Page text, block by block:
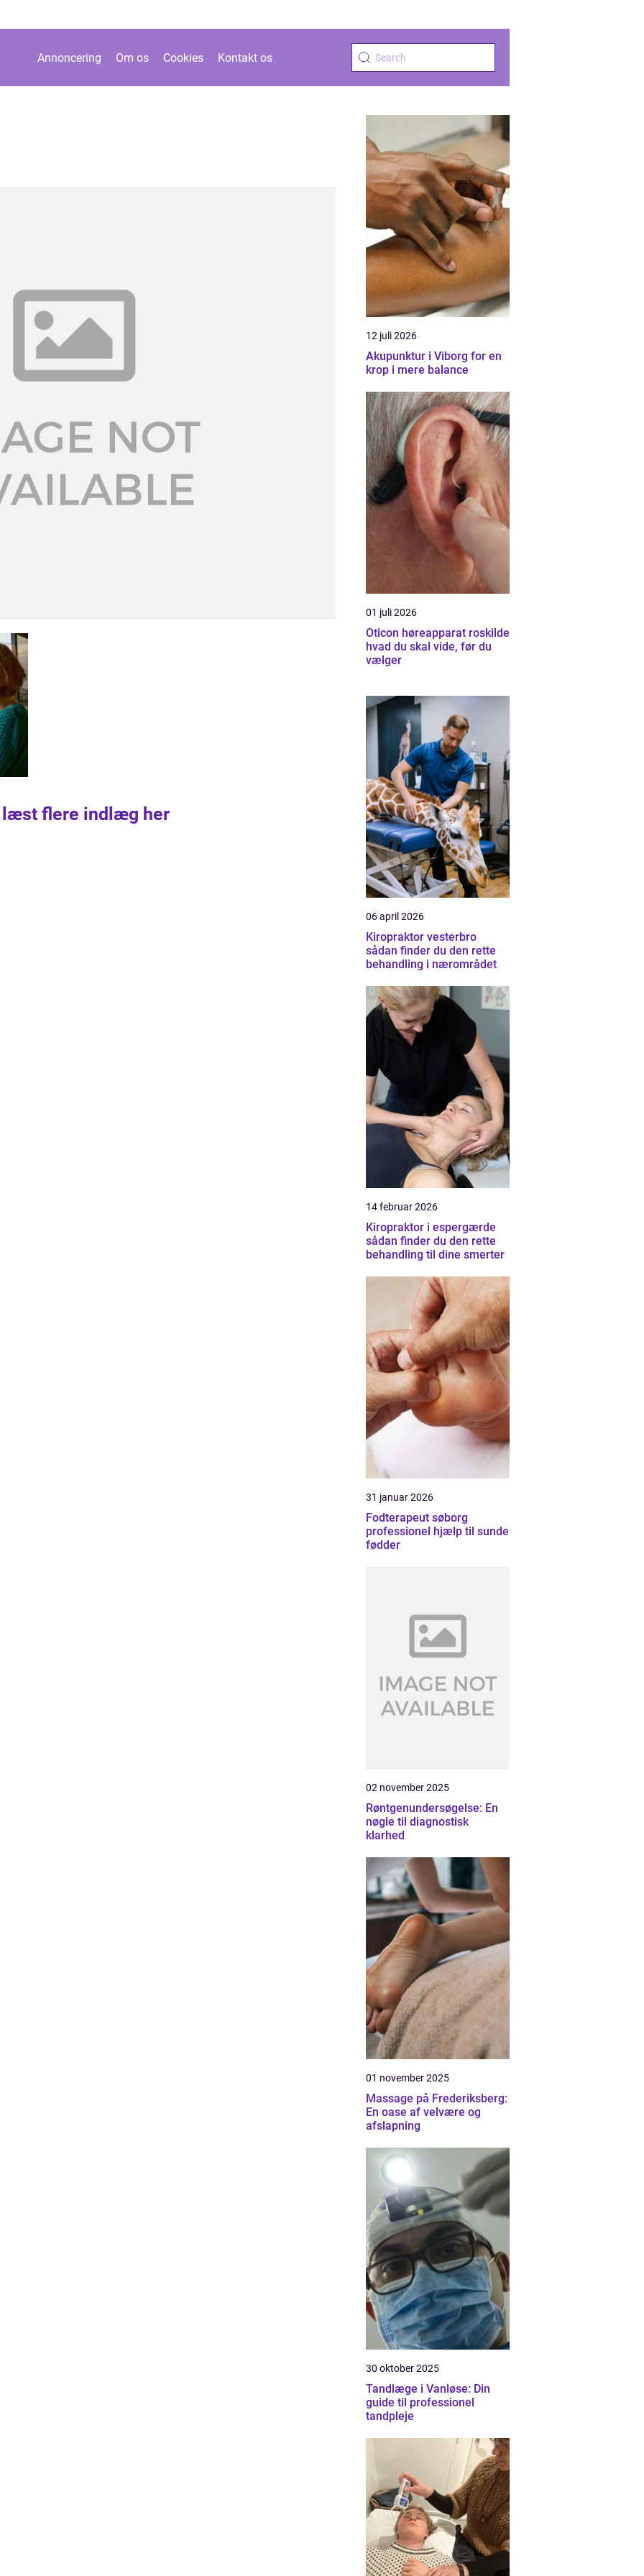
Annoncering Om os Cookies Kontakt os
læst flere indlæg her
12 juli 2026
Akupunktur i Viborg for en
krop i mere balance
01 juli 2026
Oticon høreapparat roskilde
hvad du skal vide, før du
vælger
06 april 2026
Kiropraktor vesterbro
sådan finder du den rette
behandling i nærområdet
14 februar 2026
Kiropraktor i espergærde
sådan finder du den rette
behandling til dine smerter
31 januar 2026
Fodterapeut søborg
professionel hjælp til sunde
fødder
02 november 2025
Røntgenundersøgelse: En
nøgle til diagnostisk
klarhed
01 november 2025
Massage på Frederiksberg:
En oase af velvære og
afslapning
30 oktober 2025
Tandlæge i Vanløse: Din
guide til professionel
tandpleje